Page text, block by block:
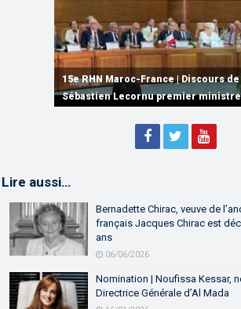
15e RHN Maroc-France | Signature de
plusieurs accords de coopération et
partenariat
15e RHN Maroc-France | Discours de
Sébastien Lecornu premier
15e Réunion de Haut Niveau Maroc-
Discours de M. Aziz Akhannouch
Lire aussi…
Bernadette Chirac, veuve de
français Jacques Chirac est
ans
06/06/2026
Nomination | Noufissa Kessar,
Directrice Générale d’Al Mada